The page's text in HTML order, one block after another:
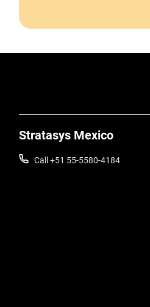
Stratasys Mexico
Call +51 55-5580-4184